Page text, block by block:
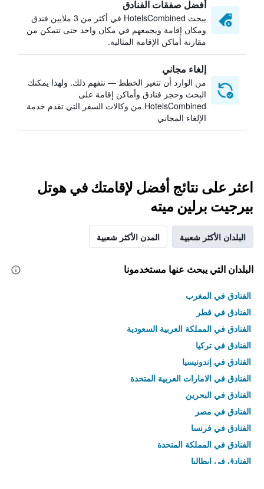
أفضل صفقات الفنادق
يبحث HotelsCombined في أكثر من 3 ملايين فندق
ومكان إقامة ويجمعهم في مكان واحد حتى تتمكن من
مقارنة أماكن الإقامة المثالية.
إلغاء مجاني
من الوارد أن تتغير الخطط — نتفهم ذلك. ولهذا يمكنك
البحث وحجز فنادق وأماكن إقامة على
HotelsCombined من وكالات السفر التي تقدم خدمة
الإلغاء المجاني
اعثر على نتائج أفضل لإقامتك في هوتل
بيرجيت برلين ميته
البلدان الأكثر شعبية المدن الأكثر شعبية
البلدان التي يبحث عنها مستخدمونا
الفنادق في المغرب
الفنادق في قطر
الفنادق في المملكة العربية السعودية
الفنادق في تركيا
الفنادق في إندونيسيا
الفنادق في الامارات العربية المتحدة
الفنادق في البحرين
الفنادق في مصر
الفنادق في فرنسا
الفنادق في المملكة المتحدة
الفنادق في إيطاليا